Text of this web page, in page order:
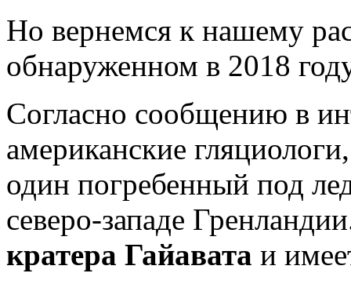
Но вернемся к нашему
обнаруженном в 2018
Согласно сообщению в
американские
один погребенный под
северо-западе
кратера Гайавата и